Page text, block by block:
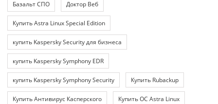
Базальт СПО Доктор Веб
Купить Astra Linux Special Edition
купить Kaspersky Security для бизнеса
купить Kaspersky Symphony EDR
купить Kaspersky Symphony Security Купить Rubackup
Купить Антивирус Касперского Купить ОС Astra Linux